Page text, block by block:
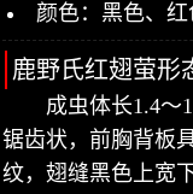
颜色：黑色、红
鹿野氏红翅萤形
成虫体长1.4～
锯齿状，前胸背板
纹，翅缝黑色上宽